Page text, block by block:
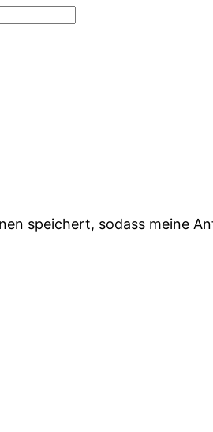
speichert, sodass meine